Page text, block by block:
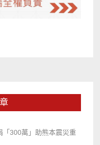
「300萬」助熊本震災重